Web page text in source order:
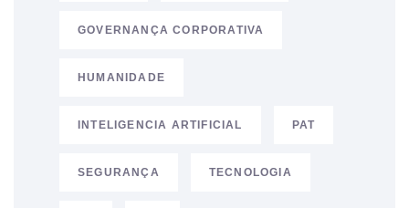
GOVERNANÇA CORPORATIVA
HUMANIDADE
INTELIGENCIA ARTIFICIAL PAT
SEGURANÇA TECNOLOGIA